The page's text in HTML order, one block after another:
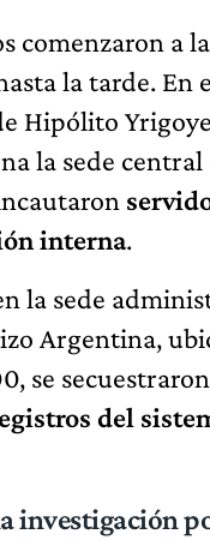
comenzaron a
la tarde. En
Hipólito
la sede central
interna.
la sede
Argentina,
se secuestraron
del
investigación